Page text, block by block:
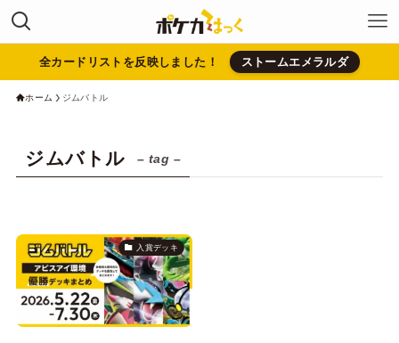
全カードリストを反映しました！ ストームエメラルダ
ホーム ジムバトル
ジムバトル – tag –
入賞デッキ